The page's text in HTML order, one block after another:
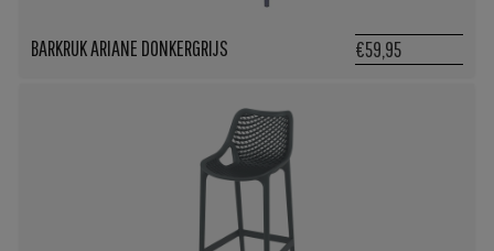
BARKRUK ARIANE DONKERGRIJS €59,95